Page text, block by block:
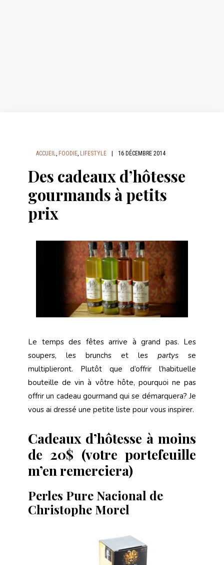
ACCUEIL, FOODIE, LIFESTYLE 16 DÉCEMBRE 2014
Des cadeaux d’hôtesse
gourmands à petits
prix
Le temps des fêtes arrive à grand pas. Les
soupers, les brunchs et les partys se
multiplieront. Plutôt que d’offrir l’habituelle
bouteille de vin à vôtre hôte, pourquoi ne pas
offrir un cadeau gourmand qui se démarquera? Je
vous ai dressé une petite liste pour vous inspirer.
Cadeaux d’hôtesse à moins
de 20$ (votre portefeuille
m’en remerciera)
Perles Pure Nacional de
Christophe Morel